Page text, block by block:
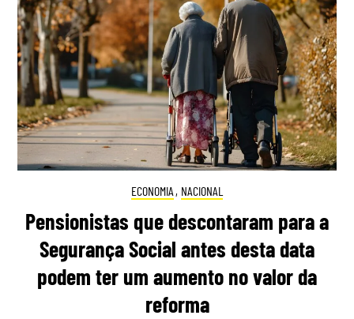
ECONOMIA , NACIONAL
Pensionistas que descontaram para a
Segurança Social antes desta data
podem ter um aumento no valor da
reforma